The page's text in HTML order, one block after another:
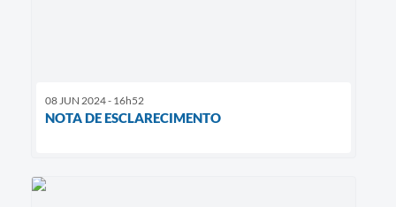
08 JUN 2024 - 16h52
NOTA DE ESCLARECIMENTO